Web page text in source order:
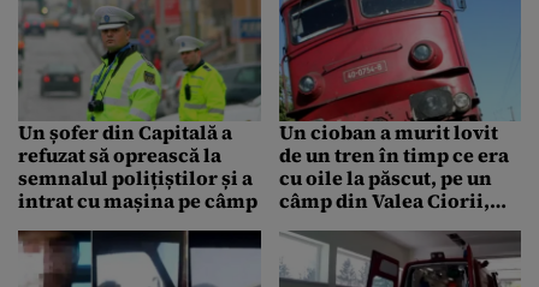
Un șofer din Capitală a
refuzat să oprească la
semnalul polițiștilor și a
intrat cu mașina pe câmp
Un cioban a murit lovit
de un tren în timp ce era
cu oile la păscut, pe un
câmp din Valea Ciorii,